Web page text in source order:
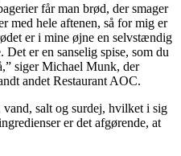
får man brød, der smager
med hele aftenen, så for mig er
er i mine øjne en selvstændig
Det er en sanselig spise, som du
siger Michael Munk, der
andet Restaurant AOC.
salt og surdej, hvilket i sig
er det afgørende, at